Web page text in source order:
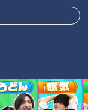
ト！】